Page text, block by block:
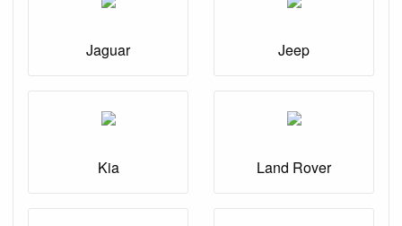
Jaguar Jeep
Kia Land Rover